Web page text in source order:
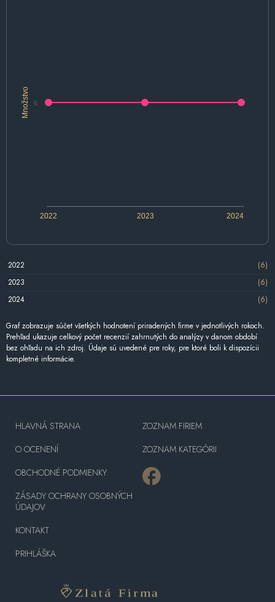
Množstvo
2022 2024
2023
6
2022
(6)
2023
(6)
2024
(6)
Graf zobrazuje súčet všetkých hodnotení priradených firme v jednotlivých rokoch.
Prehľad ukazuje celkový počet recenzií zahrnutých do analýzy v danom období
bez ohľadu na ich zdroj. Údaje sú uvedené pre roky, pre ktoré boli k dispozícii
kompletné informácie.
HLAVNÁ STRANA
O OCENENÍ
OBCHODNÉ PODMIENKY
ZÁSADY OCHRANY OSOBNÝCH
ÚDAJOV
KONTAKT
PRIHLÁŠKA
ZOZNAM FIRIEM
ZOZNAM KATEGÓRII